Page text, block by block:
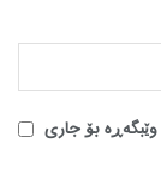
وێبگەڕە بۆ جاری